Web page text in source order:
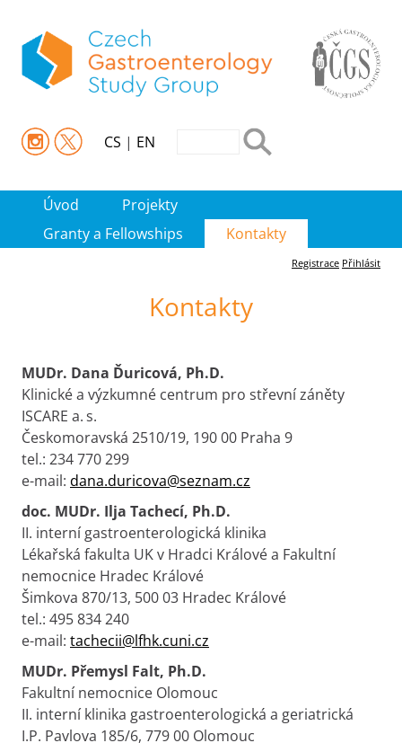
CS | EN
Úvod
Projekty
Granty a Fellowships
Kontakty
Registrace Přihlásit
Kontakty
MUDr. Dana Ďuricová, Ph.D.
Klinické a výzkumné centrum pro střevní záněty
ISCARE a. s.
Českomoravská 2510/19, 190 00 Praha 9
tel.: 234 770 299
e-mail: dana.duricova@seznam.cz
doc. MUDr. Ilja Tachecí, Ph.D.
II. interní gastroenterologická klinika
Lékařská fakulta UK v Hradci Králové a Fakultní
nemocnice Hradec Králové
Šimkova 870/13, 500 03 Hradec Králové
tel.: 495 834 240
e-mail: tachecii@lfhk.cuni.cz
MUDr. Přemysl Falt, Ph.D.
Fakultní nemocnice Olomouc
II. interní klinika gastroenterologická a geriatrická
I.P. Pavlova 185/6, 779 00 Olomouc